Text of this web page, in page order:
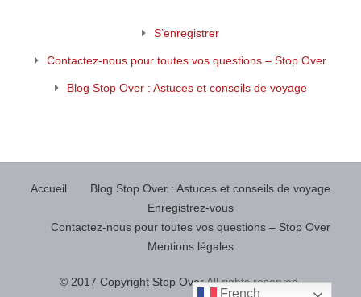
S’enregistrer
Contactez-nous pour toutes vos questions – Stop Over
Blog Stop Over : Astuces et conseils de voyage
Accueil
Blog Stop Over : Astuces et conseils de voyage
Enregistrez-vous
Contactez-nous pour toutes vos questions – Stop Over
Mentions légales
© 2017 Copyright Stop OverAll rights reserved.
French